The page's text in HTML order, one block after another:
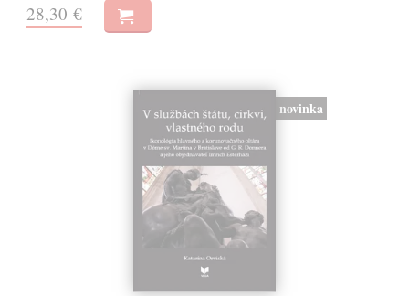
28,30 €
novinka